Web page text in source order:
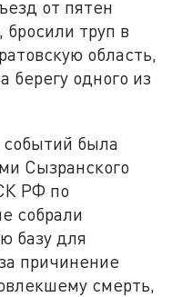
от пятен
бросили труп в
область,
берегу одного из
была
Сызранского
РФ по
собрали
базу для
причинение
смерть,